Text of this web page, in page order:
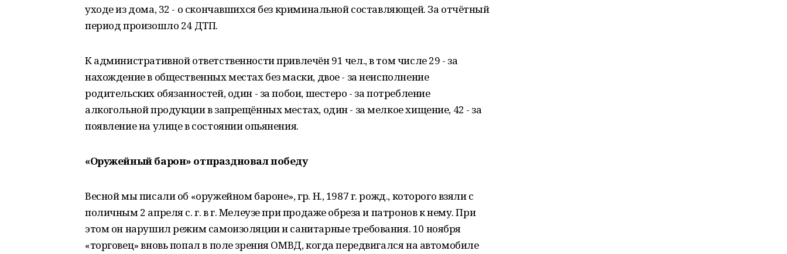
уходе из дома, 32 - о скончавшихся без криминальной составляющей. За отчётный
период произошло 24 ДТП.
К административной ответственности привлечён 91 чел., в том числе 29 - за
нахождение в общественных местах без маски, двое - за неисполнение
родительских обязанностей, один - за побои, шестеро - за потребление
алкогольной продукции в запрещённых местах, один - за мелкое хищение, 42 - за
появление на улице в состоянии опьянения.
«Оружейный барон» отпраздновал победу
Весной мы писали об «оружейном бароне», гр. Н., 1987 г. рожд., которого взяли с
поличным 2 апреля с. г. в г. Мелеузе при продаже обреза и патронов к нему. При
этом он нарушил режим самоизоляции и санитарные требования. 10 ноября
«торговец» вновь попал в поле зрения ОМВД, когда передвигался на автомобиле